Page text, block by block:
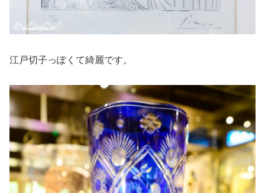
江戸切子っぽくて綺麗です。